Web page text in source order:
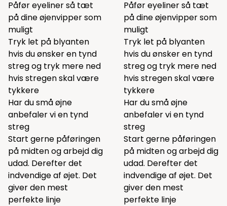
Påfør eyeliner så tæt
på dine øjenvipper som
muligt
Tryk let på blyanten
hvis du ønsker en tynd
streg og tryk mere ned
hvis stregen skal være
tykkere
Har du små øjne
anbefaler vi en tynd
streg
Start gerne påføringen
på midten og arbejd dig
udad. Derefter det
indvendige af øjet. Det
giver den mest
perfekte linje
Påfør eyeliner så tæt
på dine øjenvipper som
muligt
Tryk let på blyanten
hvis du ønsker en tynd
streg og tryk mere ned
hvis stregen skal være
tykkere
Har du små øjne
anbefaler vi en tynd
streg
Start gerne påføringen
på midten og arbejd dig
udad. Derefter det
indvendige af øjet. Det
giver den mest
perfekte linje